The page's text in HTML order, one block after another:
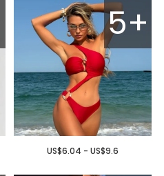
5+
US$6.04 - US$9.6